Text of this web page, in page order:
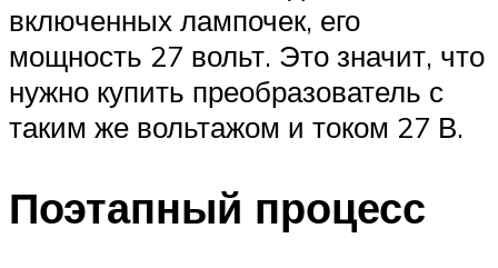
включенных лампочек, его
мощность 27 вольт. Это значит, что
нужно купить преобразователь с
таким же вольтажом и током 27 В.
Поэтапный процесс